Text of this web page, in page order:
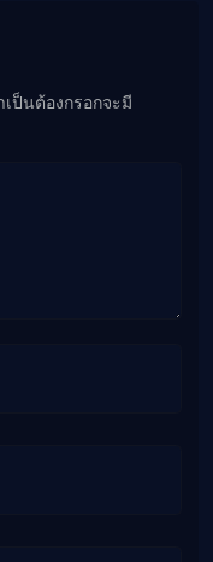
ป็นต้องกรอกจะมี